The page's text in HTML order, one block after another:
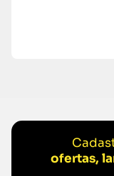
ofertas,